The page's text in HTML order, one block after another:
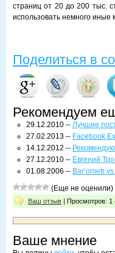
страниц от 20 до 200 тыс.
использовать немного иные
Поделиться в
Рекомендуем
29.12.2010 -- Лучшие
27.02.2013 -- Facebook
14.12.2012 --
27.12.2010 -- Евгений
01.08.2006 -- Bar’ometr
(Еще не оценили)
Ваш отзыв | Просмотров: 1
Ваше мнение